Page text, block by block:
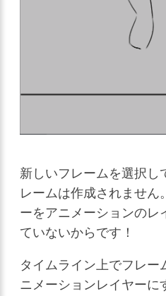
新しいフレームを選択し
レームは作成されません
ーをアニメーションのレ
ていないからです！
タイムライン上でフレー
ニメーションレイヤーに